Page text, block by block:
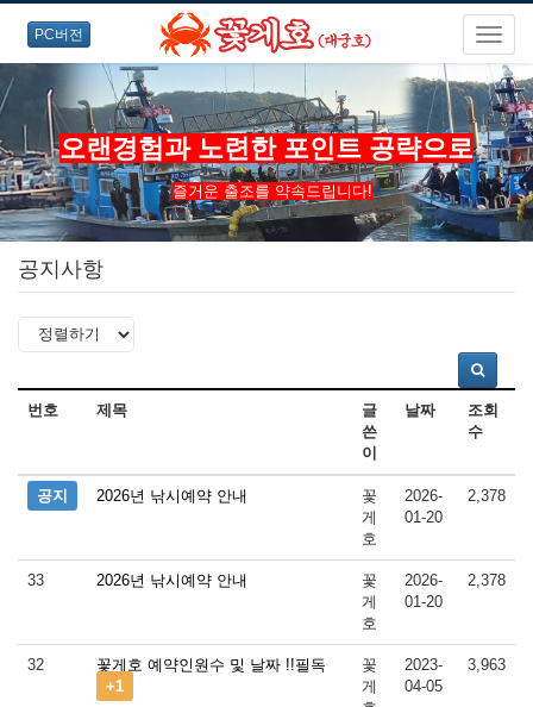
PC버전
오랜경험과 노련한 포인트 공략으로
즐거운 출조를 약속드립니다!
공지사항
번호 제목
글
쓴
이
날짜
조회
수
공지 2026년 낚시예약 안내
꽃
게
호
2026-
01-20
2,378
33 2026년 낚시예약 안내
꽃
게
호
2026-
01-20
2,378
32
꽃게호 예약인원수 및 날짜 !!필독
+1
꽃
게
2023-
04-05
3,963